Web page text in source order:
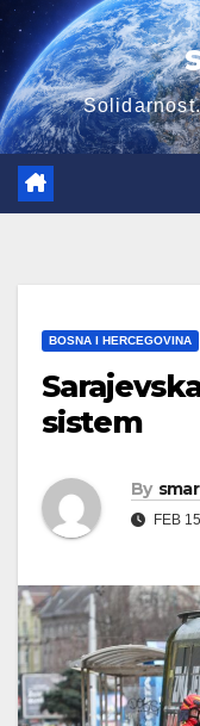
Skip
to
content
BOSNA I HERCEGOVINA
sistem
By
FEB